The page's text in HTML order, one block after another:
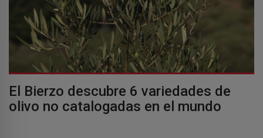
El Bierzo descubre 6 variedades de
olivo no catalogadas en el mundo